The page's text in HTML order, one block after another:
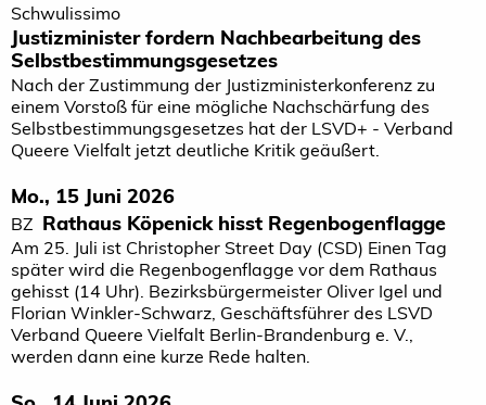
Schwulissimo
Justizminister fordern Nachbearbeitung des
Selbstbestimmungsgesetzes
Nach der Zustimmung der Justizministerkonferenz zu
einem Vorstoß für eine mögliche Nachschärfung des
Selbstbestimmungsgesetzes hat der LSVD+ - Verband
Queere Vielfalt jetzt deutliche Kritik geäußert.
Mo., 15 Juni 2026
BZ Rathaus Köpenick hisst Regenbogenflagge
Am 25. Juli ist Christopher Street Day (CSD) Einen Tag
später wird die Regenbogenflagge vor dem Rathaus
gehisst (14 Uhr). Bezirksbürgermeister Oliver Igel und
Florian Winkler-Schwarz, Geschäftsführer des LSVD
Verband Queere Vielfalt Berlin-Brandenburg e. V.,
werden dann eine kurze Rede halten.